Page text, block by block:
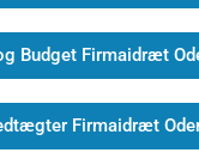
Budget Firmaidræt
Firmaidræt